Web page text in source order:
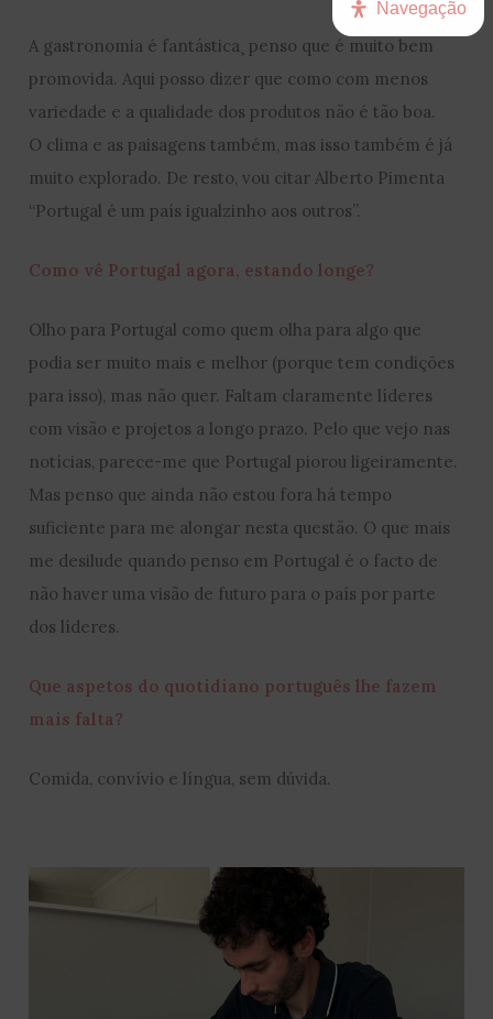
A gastronomia é fantástica¸ penso que é muito bem
promovida. Aqui posso dizer que como com menos
variedade e a qualidade dos produtos não é tão boa.
O clima e as paisagens também, mas isso também é já
muito explorado. De resto, vou citar Alberto Pimenta
“Portugal é um país igualzinho aos outros”.
Como vê Portugal agora, estando longe?
Olho para Portugal como quem olha para algo que
podia ser muito mais e melhor (porque tem condições
para isso), mas não quer. Faltam claramente líderes
com visão e projetos a longo prazo. Pelo que vejo nas
notícias, parece-me que Portugal piorou ligeiramente.
Mas penso que ainda não estou fora há tempo
suficiente para me alongar nesta questão. O que mais
me desilude quando penso em Portugal é o facto de
não haver uma visão de futuro para o país por parte
dos líderes.
Que aspetos do quotidiano português lhe fazem
mais falta?
Comida, convívio e língua, sem dúvida.
Navegação